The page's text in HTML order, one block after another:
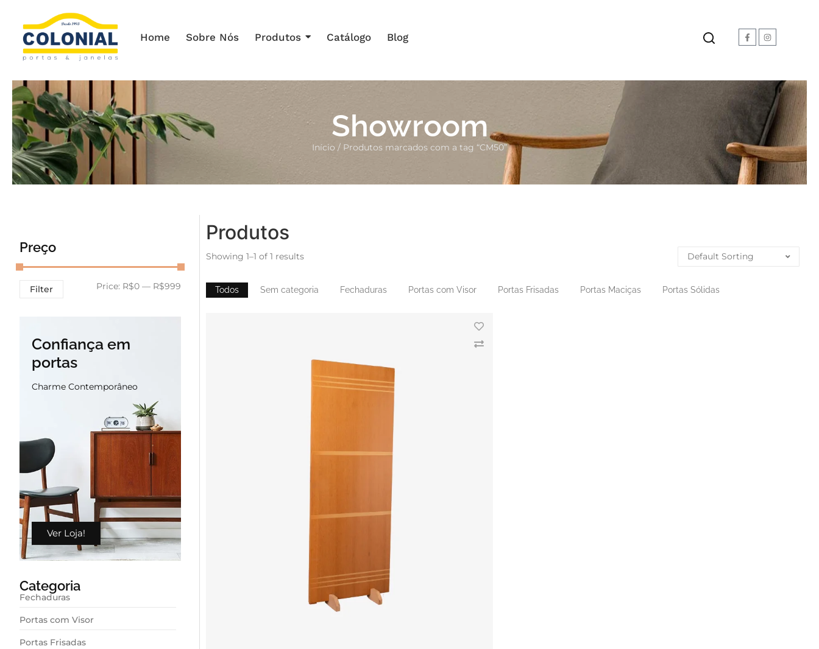
Home Sobre Nós Produtos Catálogo Blog
Showroom
Início / Produtos marcados com a tag “CM50”
Preço
Filter Price: R$0 — R$999
Confiança em
portas
Charme Contemporâneo
Ver Loja!
Categoria
Fechaduras
Portas com Visor
Portas Frisadas
Produtos
Showing 1–1 of 1 results
Todos Sem categoria Fechaduras Portas com Visor Portas Frisadas Portas Maciças Portas Sólidas